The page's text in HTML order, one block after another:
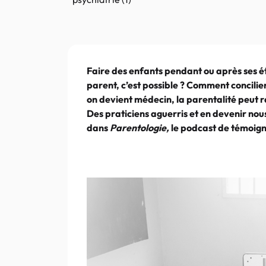
Faire des enfants pendant ou après ses
parent, c’est possible ? Comment
on devient médecin, la parentalité peut
Des praticiens aguerris et en devenir
dans Parentologie,le podcast de